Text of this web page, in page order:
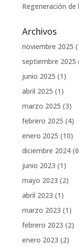
Regeneración de
Archivos
noviembre 2025
septiembre 2025
junio 2025 (1)
abril 2025 (1)
marzo 2025 (3)
febrero 2025 (4)
enero 2025 (10)
diciembre 2024
junio 2023 (1)
mayo 2023 (2)
abril 2023 (1)
marzo 2023 (1)
febrero 2023 (2)
enero 2023 (2)